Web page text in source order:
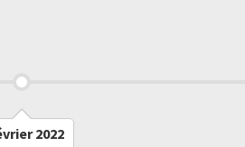
2022